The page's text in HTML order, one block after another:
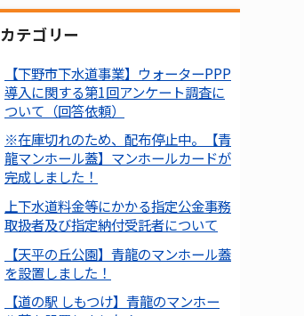
カテゴリー
【下野市下水道事業】ウォーターPPP
導入に関する第1回アンケート調査に
ついて（回答依頼）
※在庫切れのため、配布停止中。【青
龍マンホール蓋】マンホールカードが
完成しました！
上下水道料金等にかかる指定公金事務
取扱者及び指定納付受託者について
【天平の丘公園】青龍のマンホール蓋
を設置しました！
【道の駅 しもつけ】青龍のマンホー